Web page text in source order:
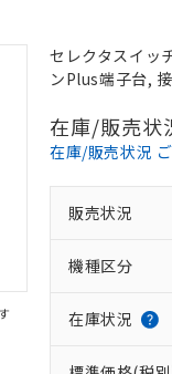
セレクタスイッ
ンPlus端子台,
在庫/販売状
在庫/販売状況
販売状況
機種区分
在庫状況